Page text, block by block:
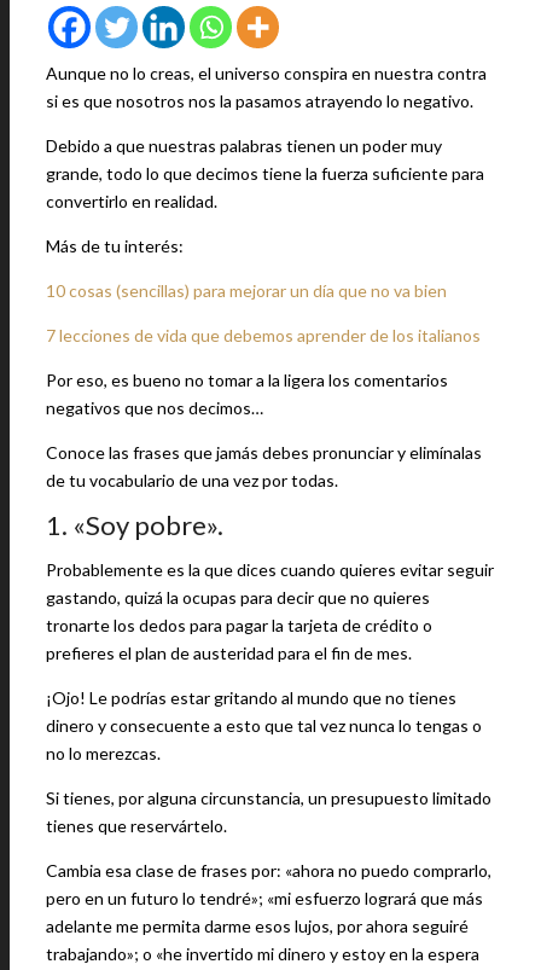
Aunque no lo creas, el universo conspira en nuestra contra
si es que nosotros nos la pasamos atrayendo lo negativo.
Debido a que nuestras palabras tienen un poder muy
grande, todo lo que decimos tiene la fuerza suficiente para
convertirlo en realidad.
Más de tu interés:
10 cosas (sencillas) para mejorar un día que no va bien
7 lecciones de vida que debemos aprender de los italianos
Por eso, es bueno no tomar a la ligera los comentarios
negativos que nos decimos…
Conoce las frases que jamás debes pronunciar y elimínalas
de tu vocabulario de una vez por todas.
1. «Soy pobre».
Probablemente es la que dices cuando quieres evitar seguir
gastando, quizá la ocupas para decir que no quieres
tronarte los dedos para pagar la tarjeta de crédito o
prefieres el plan de austeridad para el fin de mes.
¡Ojo! Le podrías estar gritando al mundo que no tienes
dinero y consecuente a esto que tal vez nunca lo tengas o
no lo merezcas.
Si tienes, por alguna circunstancia, un presupuesto limitado
tienes que reservártelo.
Cambia esa clase de frases por: «ahora no puedo comprarlo,
pero en un futuro lo tendré»; «mi esfuerzo logrará que más
adelante me permita darme esos lujos, por ahora seguiré
trabajando»; o «he invertido mi dinero y estoy en la espera